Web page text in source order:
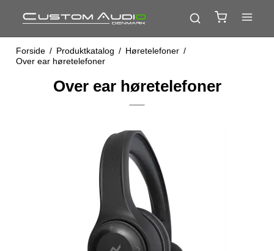
Forside / Produktkatalog / Høretelefoner /
Over ear høretelefoner
Over ear høretelefoner